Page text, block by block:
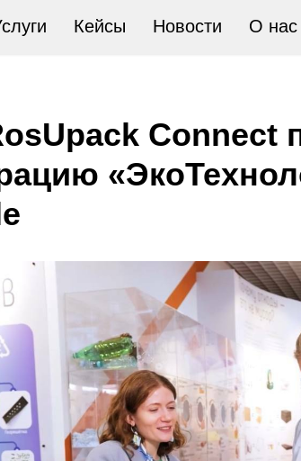
Кейсы Новости О нас
Connect